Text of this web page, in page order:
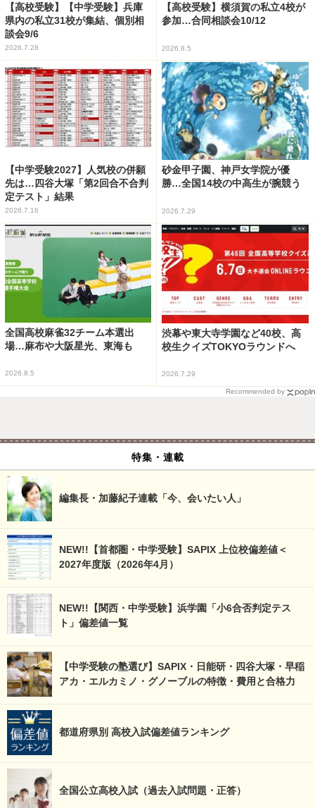
【高校受験】【中学受験】兵庫
県内の私立31校が集結、個別相
談会9/6
2026.7.28
【高校受験】横須賀の私立4校が
参加…合同相談会10/12
2026.8.5
【中学受験2027】人気校の併願
先は…四谷大塚「第2回合不合判
定テスト」結果
2026.7.16
砂金甲子園、神戸女学院が優
勝…全国14校の中高生が腕競う
2026.7.29
全国高校麻雀32チーム本選出
場…麻布や大阪星光、東海も
2026.8.5
渋幕や東大寺学園など40校、高
校生クイズTOKYOラウンドへ
2026.7.29
Recommended by
特集・連載
編集長・加藤紀子連載「今、会いたい人」
NEW!!【首都圏・中学受験】SAPIX 上位校偏差値＜
2027年度版（2026年4月）
NEW!!【関西・中学受験】浜学園「小6合否判定テス
ト」偏差値一覧
【中学受験の塾選び】SAPIX・日能研・四谷大塚・早稲
アカ・エルカミノ・グノーブルの特徴・費用と合格力
都道府県別 高校入試偏差値ランキング
全国公立高校入試（過去入試問題・正答）